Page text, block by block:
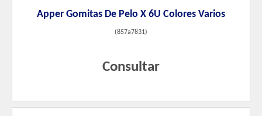
Apper Gomitas De Pelo X 6U Colores Varios
(857a7831)
Consultar